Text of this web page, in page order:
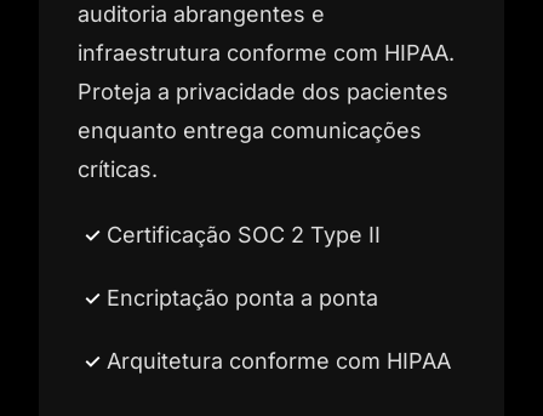
auditoria abrangentes e
infraestrutura conforme com HIPAA.
Proteja a privacidade dos pacientes
enquanto entrega comunicações
críticas.
Certificação SOC 2 Type II
Encriptação ponta a ponta
Arquitetura conforme com HIPAA